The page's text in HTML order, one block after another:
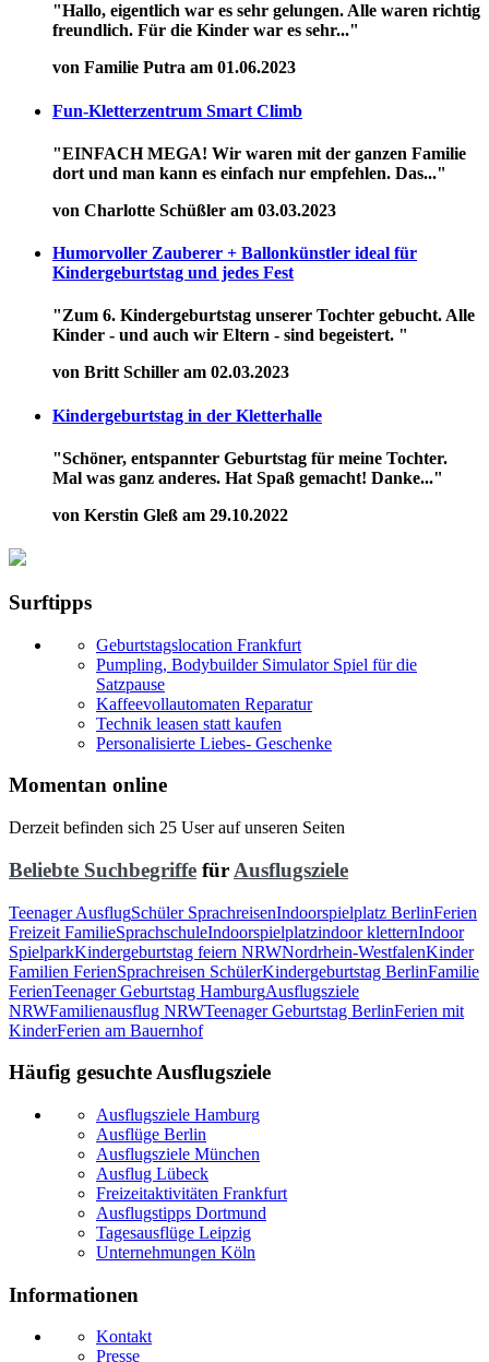
"Hallo, eigentlich war es sehr gelungen. Alle waren richtig
freundlich. Für die Kinder war es sehr..."
von Familie Putra am 01.06.2023
Fun-Kletterzentrum Smart Climb
"EINFACH MEGA! Wir waren mit der ganzen Familie
dort und man kann es einfach nur empfehlen. Das..."
von Charlotte Schüßler am 03.03.2023
Humorvoller Zauberer + Ballonkünstler ideal für
Kindergeburtstag und jedes Fest
"Zum 6. Kindergeburtstag unserer Tochter gebucht. Alle
Kinder - und auch wir Eltern - sind begeistert. "
von Britt Schiller am 02.03.2023
Kindergeburtstag in der Kletterhalle
"Schöner, entspannter Geburtstag für meine Tochter.
Mal was ganz anderes. Hat Spaß gemacht! Danke..."
von Kerstin Gleß am 29.10.2022
Surftipps
Geburtstagslocation Frankfurt
Pumpling, Bodybuilder Simulator Spiel für die
Satzpause
Kaffeevollautomaten Reparatur
Technik leasen statt kaufen
Personalisierte Liebes- Geschenke
Momentan online
Derzeit befinden sich 25 User auf unseren Seiten
Beliebte Suchbegriffe für Ausflugsziele
Teenager AusflugSchüler SprachreisenIndoorspielplatz BerlinFerien
Freizeit FamilieSprachschuleIndoorspielplatzindoor kletternIndoor
SpielparkKindergeburtstag feiern NRWNordrhein-WestfalenKinder
Familien FerienSprachreisen SchülerKindergeburtstag BerlinFamilie
FerienTeenager Geburtstag HamburgAusflugsziele
NRWFamilienausflug NRWTeenager Geburtstag BerlinFerien mit
KinderFerien am Bauernhof
Häufig gesuchte Ausflugsziele
Ausflugsziele Hamburg
Ausflüge Berlin
Ausflugsziele München
Ausflug Lübeck
Freizeitaktivitäten Frankfurt
Ausflugstipps Dortmund
Tagesausflüge Leipzig
Unternehmungen Köln
Informationen
Kontakt
Presse